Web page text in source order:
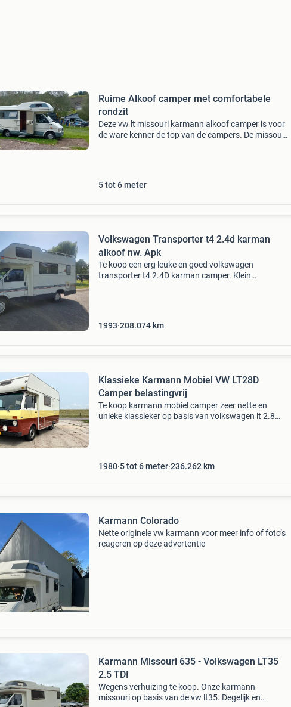
Ruime Alkoof camper met comfortabele
rondzit
Deze vw lt missouri karmann alkoof camper is voor
de ware kenner de top van de campers. De missouri
5 tot 6 meter
Volkswagen Transporter t4 2.4d karman
alkoof nw. Apk
Te koop een erg leuke en goed volkswagen
transporter t4 2.4D karman camper. Klein
1993 208.074 km
Klassieke Karmann Mobiel VW LT28D
Camper belastingvrij
Te koop karmann mobiel camper zeer nette en
unieke klassieker op basis van volkswagen lt 2.8
1980 5 tot 6 meter 236.262 km
Karmann Colorado
Nette originele vw karmann voor meer info of foto’s
reageren op deze advertentie
Karmann Missouri 635 - Volkswagen LT35
2.5 TDI
Wegens verhuizing te koop. Onze karmann
missouri op basis van de vw lt35. Degelijk en